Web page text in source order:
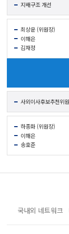
지배구조 개선
최상운 (위원장)
이해은
김재정
사외이사후보추천위
하종화 (위원장)
이해은
송호준
국내외 네트워크